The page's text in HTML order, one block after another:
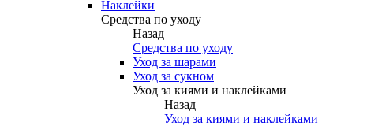
Наклейки
Средства по уходу
Назад
Средства по уходу
Уход за шарами
Уход за сукном
Уход за киями и наклейками
Назад
Уход за киями и наклейками